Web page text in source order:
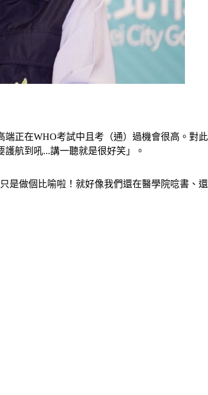
正在WHO考試中且考（通）過機會很高。對
航到吼...講一聽就是很好笑」。
做個比喻啦！就好像我們還在醫學院唸書、